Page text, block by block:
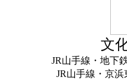
文
JR山手線・地下
JR山手線・京